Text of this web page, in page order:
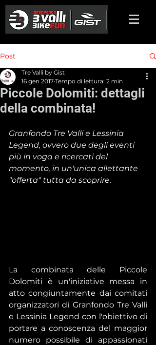
Post
Piccole Dolomiti: dettagli
della combinata!
Tre Valli by Gist
16 gen 2017 Tempo di lettura: 2 min
Granfondo Tre Valli e Lessinia
Legend, ovvero due degli eventi
più in voga e ricercati del
momento, in un'unica allettante
"offerta" tutta da scoprire.
La combinata delle Piccole
Dolomiti è un'iniziative messa in
atto congiuntamente dai comitati
organizzatori di Granfondo Tre Valli
e Lessinia Legend con l'obiettivo di
portare a conoscenza del maggior
numero possibile di appassionati